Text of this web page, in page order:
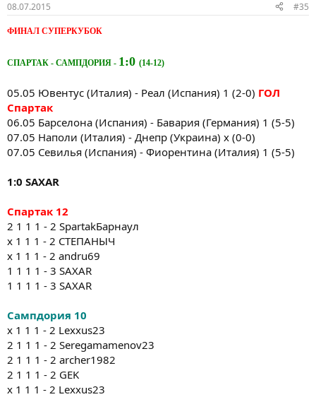
08.07.2015 #35
ФИНАЛ СУПЕРКУБОК
СПАРТАК - САМПДОРИЯ - 1:0 (14-12)
05.05 Ювентус (Италия) - Реал (Испания) 1 (2-0) ГОЛ
Спартак
06.05 Барселона (Испания) - Бавария (Германия) 1 (5-5)
07.05 Наполи (Италия) - Днепр (Украина) х (0-0)
07.05 Севилья (Испания) - Фиорентина (Италия) 1 (5-5)
1:0 SAXAR
Спартак 12
2 1 1 1 - 2 SpartakБарнаул
х 1 1 1 - 2 СТЕПАНЫЧ
х 1 1 1 - 2 andru69
1 1 1 1 - 3 SAXAR
1 1 1 1 - 3 SAXAR
Сампдория 10
x 1 1 1 - 2 Lexxus23
2 1 1 1 - 2 Seregamamenov23
2 1 1 1 - 2 archer1982
2 1 1 1 - 2 GEK
x 1 1 1 - 2 Lexxus23